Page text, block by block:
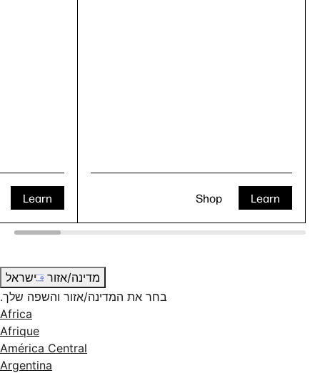
Learn Learn
Shop
מדינה/אזור
ישראל
בחר את המדינה/אזור והשפה שלך.
Africa
Afrique
América Central
Argentina